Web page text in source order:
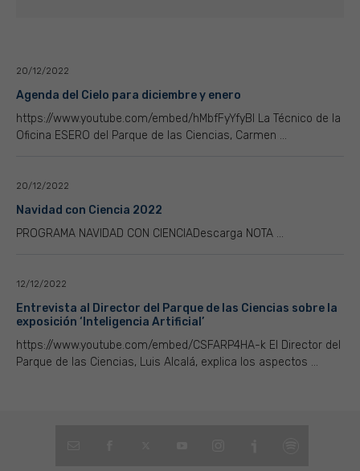
20/12/2022
Agenda del Cielo para diciembre y enero
https://www.youtube.com/embed/hMbfFyYfyBI La Técnico de la
Oficina ESERO del Parque de las Ciencias, Carmen ...
20/12/2022
Navidad con Ciencia 2022
PROGRAMA NAVIDAD CON CIENCIADescarga NOTA ...
12/12/2022
Entrevista al Director del Parque de las Ciencias sobre la
exposición ‘Inteligencia Artificial’
https://www.youtube.com/embed/CSFARP4HA-k El Director del
Parque de las Ciencias, Luis Alcalá, explica los aspectos ...